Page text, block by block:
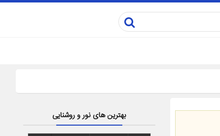
بهترین های نور و روشنایی